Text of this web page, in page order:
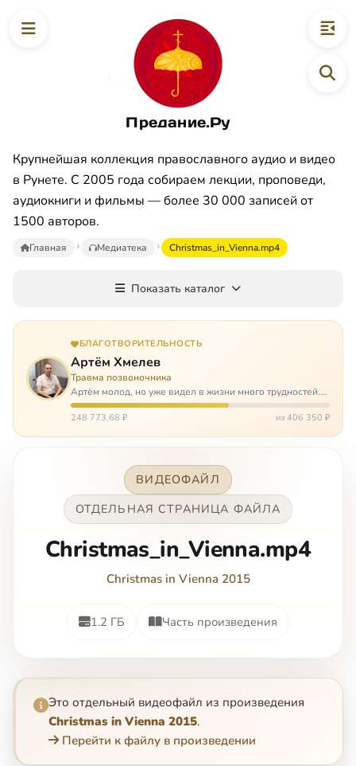
Предание.Ру
Крупнейшая коллекция православного аудио и видео
в Рунете. С 2005 года собираем лекции, проповеди,
аудиокниги и фильмы — более 30 000 записей от
1500 авторов.
Главная Медиатека Christmas_in_Vienna.mp4
Показать каталог
БЛАГОТВОРИТЕЛЬНОСТЬ
Артём Хмелев
Травма позвоночника
Артём молод, но уже видел в жизни много трудностей.
Он сирота, привык заботится о себе сам, но, когда
случилось несчастье, и он был парализован – остался на
248 773,68 ₽ из 406 350 ₽
ВИДЕОФАЙЛ
ОТДЕЛЬНАЯ СТРАНИЦА ФАЙЛА
Christmas_in_Vienna.mp4
Christmas in Vienna 2015
1.2 ГБ Часть произведения
Это отдельный видеофайл из произведения
Christmas in Vienna 2015.
Перейти к файлу в произведении